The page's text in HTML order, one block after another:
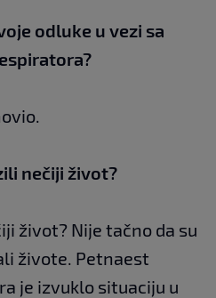
odluke u vezi sa
nečiji život?
život? Nije tačno da su
živote. Petnaest
je izvuklo situaciju u